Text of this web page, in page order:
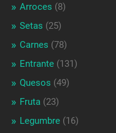
Arroces (8)
Setas (25)
Carnes (78)
Entrante(131)
Quesos (49)
Fruta(23)
Legumbre(16)